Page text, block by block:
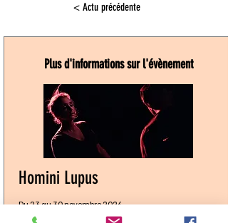
< Actu précédente
Plus d'informations sur l'évènement
Homini Lupus
Du 23 au 30 novembre 2024